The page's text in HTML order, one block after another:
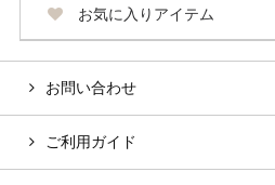
お気に入りアイテム
お問い合わせ
ご利用ガイド